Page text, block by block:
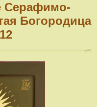
Серафимо-
Богородица